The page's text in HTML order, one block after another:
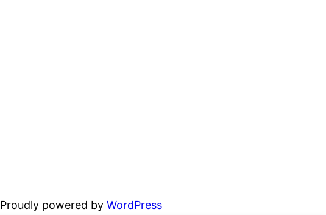
Proudly powered byWordPress